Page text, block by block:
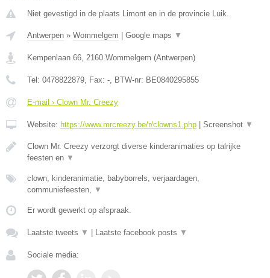
Niet gevestigd in de plaats Limont en in de provincie Luik.
Antwerpen » Wommelgem Google maps ▼
Kempenlaan 66, 2160 Wommelgem (Antwerpen)
Tel: 0478822879, Fax: -, BTW-nr: BE0840295855
E-mail › Clown Mr. Creezy
Website: https://www.mrcreezy.be/r/clowns1.php Screenshot ▼
Clown Mr. Creezy verzorgt diverse kinderanimaties op talrijke
feesten en ▼
clown, kinderanimatie, babyborrels, verjaardagen,
communiefeesten, ▼
Er wordt gewerkt op afspraak.
Laatste tweets ▼ Laatste facebook posts ▼
Sociale media: